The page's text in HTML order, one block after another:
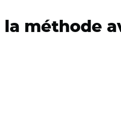
la méthode